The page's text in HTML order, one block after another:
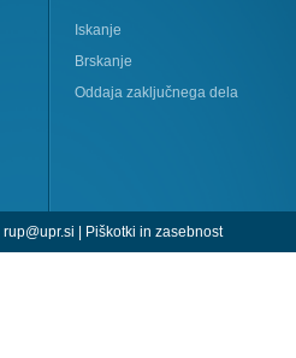
Iskanje
Brskanje
Oddaja zaključnega dela
rup@upr.si | Piškotki in zasebnost